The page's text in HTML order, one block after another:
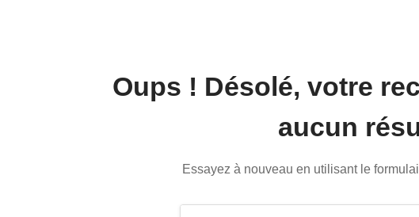
Oups ! Désolé, votre
aucun
Essayez à nouveau en utilisant le